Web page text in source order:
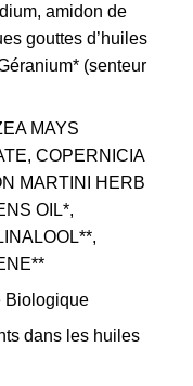
amidon de
gouttes d’huiles
(senteur
MAYS
COPERNICIA
MARTINI HERB
OIL*,
Biologique
dans les huiles